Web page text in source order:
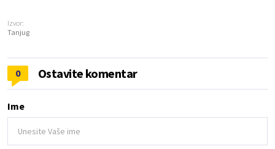
Izvor:
Tanjug
0 Ostavite komentar
Ime